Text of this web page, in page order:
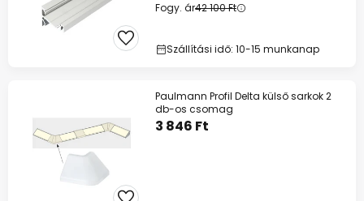
Fogy. ár42 100 Ft
Szállítási idő: 10-15 munkanap
Paulmann Profil Delta külső sarkok 2
db-os csomag
3 846 Ft